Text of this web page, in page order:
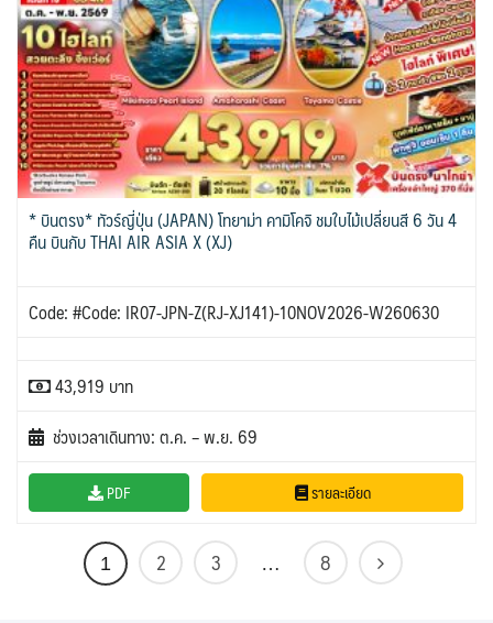
* บินตรง* ทัวร์ญี่ปุ่น (JAPAN) โทยาม่า คามิโคจิ ชมใบไม้เปลี่ยนสี 6 วัน 4
คืน บินกับ THAI AIR ASIA X (XJ)
Code: #Code: IR07-JPN-Z(RJ-XJ141)-10NOV2026-W260630
43,919 บาท
ช่วงเวลาเดินทาง: ต.ค. – พ.ย. 69
PDF รายละเอียด
1 2 3 … 8